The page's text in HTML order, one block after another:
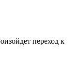
переход к